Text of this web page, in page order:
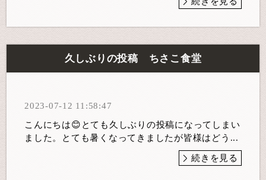
久しぶりの投稿 ちさこ食堂
2023-07-12 11:58:47
こんにちは😊とても久しぶりの投稿になってしまい
ました。とても暑くなってきましたが皆様はどう...
続きを見る